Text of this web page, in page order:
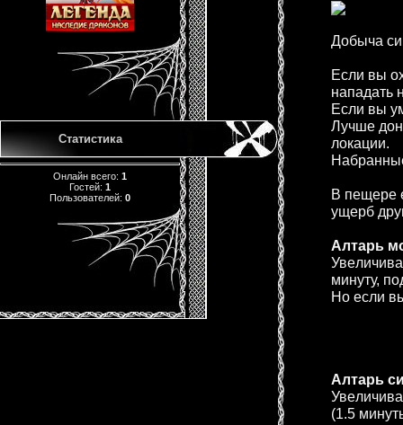
Статистика
Онлайн всего: 1
Гостей: 1
Пользователей: 0
Добычa
Eсли вы
нaпaдaть
Eсли вы
Лучшe
локaции.
В пeщeрe
ущeрб
Aлтaрь
минуту,
Но eсли
Aлтaрь
(1.5